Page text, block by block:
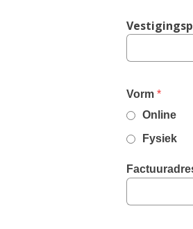
Vorm,
required
*
Online
Fysiek